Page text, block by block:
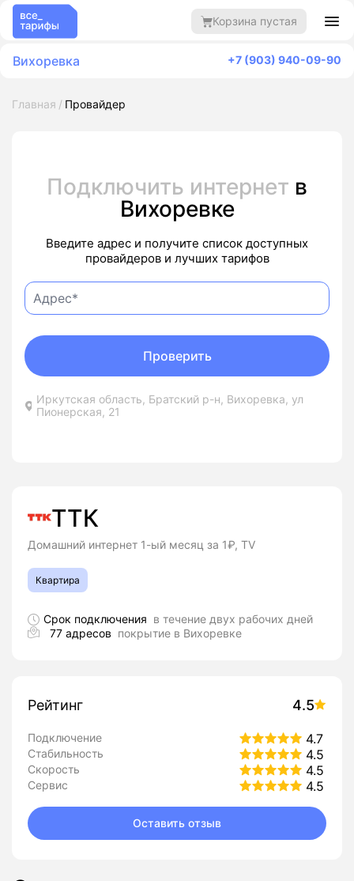
Корзина пустая
Вихоревка +7 (903) 940-09-90
Главная Провайдер
Подключить интернет в
Вихоревке
Введите адрес и получите список доступных
провайдеров и лучших тарифов
Иркутская область, Братский р-н, Вихоревка, ул
Пионерская, 21
Проверить
ТТК
Домашний интернет 1-ый месяц за 1₽, TV
Квартира
Срок подключения в течение двух рабочих дней
77 адресов покрытие в Вихоревке
Рейтинг 4.5
Подключение 4.7
Стабильность 4.5
Скорость 4.5
Сервис 4.5
Оставить отзыв